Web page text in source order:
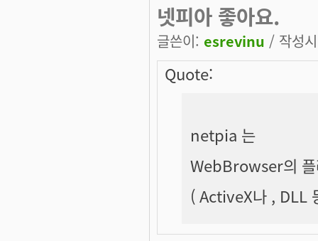
넷피아 좋아요.
글쓴이: esrevinu / 작성
Quote:
netpia 는
WebBrowser의 플
( ActiveX나 , DLL